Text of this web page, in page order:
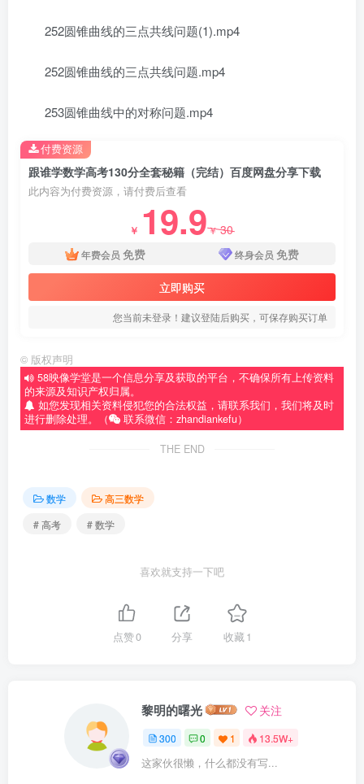
252圆锥曲线的三点共线问题(1).mp4
252圆锥曲线的三点共线问题.mp4
253圆锥曲线中的对称问题.mp4
跟谁学数学高考130分全套秘籍（完结）百度网盘分享下载
此内容为付费资源，请付费后查看
￥ 19.9￥30
年费会员 免费 终身会员 免费
立即购买
您当前未登录！建议登陆后购买，可保存购买订单
付费资源
© 版权声明
58映像学堂是一个信息分享及获取的平台，不确保所有上传资料
的来源及知识产权归属。
如您发现相关资料侵犯您的合法权益，请联系我们，我们将及时
进行删除处理。（
联系微信：zhandiankefu）
THE END
数学
高三数学
# 高考
# 数学
喜欢就支持一下吧
点赞0 分享 收藏1
黎明的曙光 关注
300 0 1 13.5W+
这家伙很懒，什么都没有写...